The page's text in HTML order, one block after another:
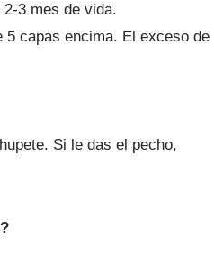
3 mes de vida.
5 capas encima. El exceso de
Si le das el pecho,